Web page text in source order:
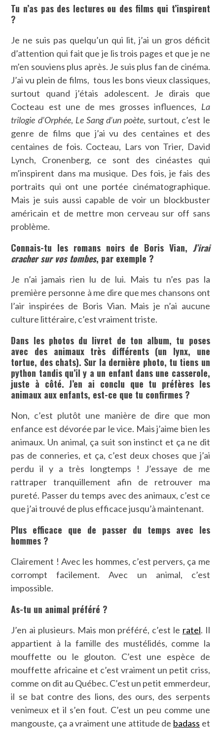
Tu n’as pas des lectures ou des films qui t’inspirent
?
Je ne suis pas quelqu’un qui lit, j’ai un gros déficit
d’attention qui fait que je lis trois pages et que je ne
m’en souviens plus après. Je suis plus fan de cinéma.
J’ai vu plein de films, tous les bons vieux classiques,
surtout quand j’étais adolescent. Je dirais que
Cocteau est une de mes grosses influences, La
trilogie d’Orphée, Le Sang d’un poète, surtout, c’est le
genre de films que j’ai vu des centaines et des
centaines de fois. Cocteau, Lars von Trier, David
Lynch, Cronenberg, ce sont des cinéastes qui
m’inspirent dans ma musique. Des fois, je fais des
portraits qui ont une portée cinématographique.
Mais je suis aussi capable de voir un blockbuster
américain et de mettre mon cerveau sur off sans
problème.
Connais-tu les romans noirs de Boris Vian, J’irai
cracher sur vos tombes, par exemple ?
Je n’ai jamais rien lu de lui. Mais tu n’es pas la
première personne à me dire que mes chansons ont
l’air inspirées de Boris Vian. Mais je n’ai aucune
culture littéraire, c’est vraiment triste.
Dans les photos du livret de ton album, tu poses
avec des animaux très différents (un lynx, une
tortue, des chats). Sur la dernière photo, tu tiens un
python tandis qu’il y a un enfant dans une casserole,
juste à côté. J’en ai conclu que tu préfères les
animaux aux enfants, est-ce que tu confirmes ?
Non, c’est plutôt une manière de dire que mon
enfance est dévorée par le vice. Mais j’aime bien les
animaux. Un animal, ça suit son instinct et ça ne dit
pas de conneries, et ça, c’est deux choses que j’ai
perdu il y a très longtemps ! J’essaye de me
rattraper tranquillement afin de retrouver ma
pureté. Passer du temps avec des animaux, c’est ce
que j’ai trouvé de plus efficace jusqu’à maintenant.
Plus efficace que de passer du temps avec les
hommes ?
Clairement ! Avec les hommes, c’est pervers, ça me
corrompt facilement. Avec un animal, c’est
impossible.
As-tu un animal préféré ?
J’en ai plusieurs. Mais mon préféré, c’est le ratel. Il
appartient à la famille des mustélidés, comme la
mouffette ou le glouton. C’est une espèce de
mouffette africaine et c’est vraiment un petit criss,
comme on dit au Québec. C’est un petit emmerdeur,
il se bat contre des lions, des ours, des serpents
venimeux et il s’en fout. C’est un peu comme une
mangouste, ça a vraiment une attitude de badass et